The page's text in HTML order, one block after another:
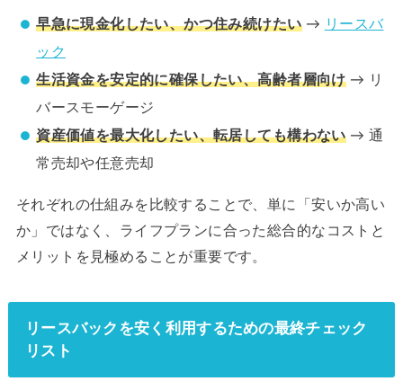
早急に現金化したい、かつ住み続けたい→ リースバ
ック
生活資金を安定的に確保したい、高齢者層向け→ リ
バースモーゲージ
資産価値を最大化したい、転居しても構わない→ 通
常売却や任意売却
それぞれの仕組みを比較することで、単に「安いか高い
か」ではなく、ライフプランに合った総合的なコストと
メリットを見極めることが重要です。
リースバックを安く利用するための最終チェック
リスト